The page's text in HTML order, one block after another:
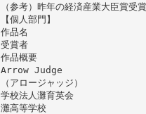
（参考）昨年の経済産業大臣賞受
【個人部門】
作品名
受賞者
作品概要
Arrow Judge
（アロージャッジ）
学校法人灘育英会
灘高等学校